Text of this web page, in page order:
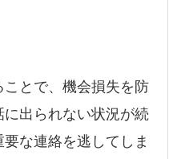
とで、機会損失を防
に出られない状況が続
な連絡を逃してしま